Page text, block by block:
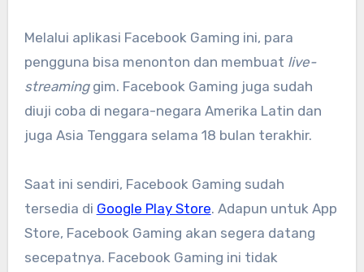
Melalui aplikasi Facebook Gaming ini, para
pengguna bisa menonton dan membuat live-
streaminggim. Facebook Gaming juga sudah
diuji coba di negara-negara Amerika Latin dan
juga Asia Tenggara selama 18 bulan terakhir.
Saat ini sendiri, Facebook Gaming sudah
tersedia di Google Play Store. Adapun untuk App
Store, Facebook Gaming akan segera datang
secepatnya. Facebook Gaming ini tidak